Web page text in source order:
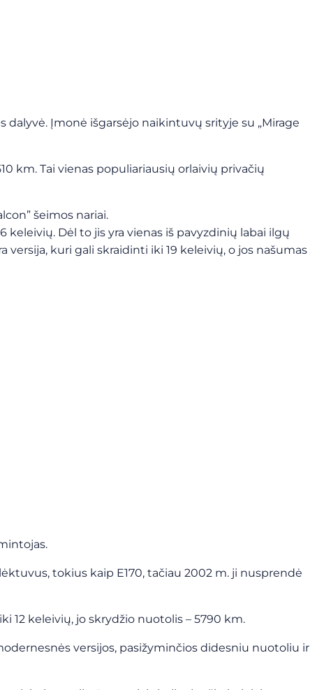
Įmonė išgarsėjo naikintuvų srityje su „Mirage
km. Tai vienas populiariausių orlaivių privačių
šeimos nariai.
Dėl to jis yra vienas iš pavyzdinių labai ilgų
versija, kuri gali skraidinti iki 19 keleivių, o jos našumas
tokius kaip E170, tačiau 2002 m. ji nusprendė
12 keleivių, jo skrydžio nuotolis – 5790 km.
versijos, pasižyminčios didesniu nuotoliu ir